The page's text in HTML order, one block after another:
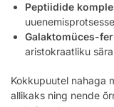
Peptiidide
Galaktomüces-
aristokraatliku
Kokkupuutel nahaga
allikaks ning nende